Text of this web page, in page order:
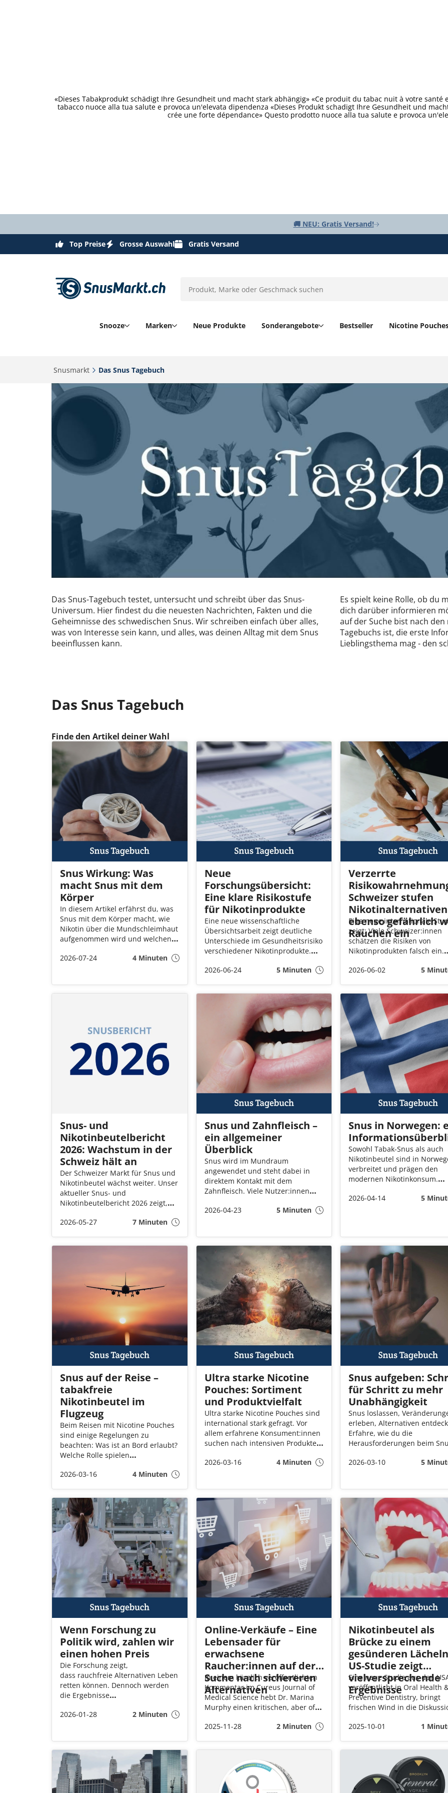
«Dieses Tabakprodukt schädigt Ihre Gesundheit und macht stark abhängig» «Ce produit du tabac nuit à votre
tabacco nuoce alla tua salute e provoca un'elevata dipendenza «Dieses Produkt schadigt Ihre Gesundheit und
crée une forte dépendance» Questo prodotto nuoce alla tua salute e provoca
🚚 NEU: Gratis Versand!
Top Preise Grosse Auswahl Gratis Versand
Snooze Marken Neue Produkte Sonderangebote Bestseller Nicotine
Snusmarkt‎ Das Snus Tagebuch‎
Das Snus-Tagebuch testet, untersucht und schreibt über das Snus-
Universum. Hier findest du die neuesten Nachrichten, Fakten und die
Geheimnisse des schwedischen Snus. Wir schreiben einfach über alles,
was von Interesse sein kann, und alles, was deinen Alltag mit dem Snus
beeinflussen kann.
Es spielt keine Rolle, ob du
dich darüber informieren
auf der Suche bist nach
Tagebuchs ist, die erste
Lieblingsthema mag - den
Das Snus Tagebuch
Finde den Artikel deiner Wahl
Snus Wirkung: Was
macht Snus mit dem
Körper
In diesem Artikel erfährst du, was
Snus mit dem Körper macht, wie
Nikotin über die Mundschleimhaut
aufgenommen wird und welchen
Snus Wirkung hat. Ausserdem
2026-07-24 4 Minuten
Neue
Forschungsübersicht:
Eine klare Risikostufe
für Nikotinprodukte
Eine neue wissenschaftliche
Übersichtsarbeit zeigt deutliche
Unterschiede im Gesundheitsrisiko
verschiedener Nikotinprodukte.
Zigaretten bis hin zu tabakfreien
gemeinsame Risikohierarchie ein.
2026-06-24 5 Minuten
Verzerrte
Schweizer stufen
ebenso gefährlich
Rauchen ein
Eine neue internationale
zeigt: Viele Schweizer:innen
schätzen die Risiken von
Nikotinprodukten falsch ein.
Nikotinbeuteln weichen
wissenschaftliche
teilweise deutlich
2026-06-02 5
Snus- und
Nikotinbeutelbericht
2026: Wachstum in der
Schweiz hält an
Der Schweizer Markt für Snus und
Nikotinbeutel wächst weiter. Unser
aktueller Snus- und
Nikotinbeutelbericht 2026 zeigt,
Nikotinbeutel immer beliebter
zunehmend verdrängen.
Wandel im Konsumverhalten und
die zunehmende Sorge über
illegale Produkte.
2026-05-27 7 Minuten
Snus und Zahnfleisch –
ein allgemeiner
Überblick
Snus wird im Mundraum
angewendet und steht dabei in
direktem Kontakt mit dem
Zahnfleisch. Viele Nutzer:innen
welche Auswirkungen Snus auf
verständlich zusammen.
2026-04-23 5 Minuten
Snus in Norwegen:
Sowohl Tabak-Snus als auch
Nikotinbeutel sind in
verbreitet und prägen den
modernen Nikotinkonsum.
steigt die Verwendung
Bedeutung, begleitet von
gesetzlichen Regelungen und
einem sich wandelnden
2026-04-14 5
Snus auf der Reise –
tabakfreie
Nikotinbeutel im
Flugzeug
Beim Reisen mit Nicotine Pouches
sind einige Regelungen zu
beachten: Was ist an Bord erlaubt?
Welche Rolle spielen
Fluggesellschaften und
dir einen Leitfaden für eine
möglichst stressfreie Reise.
2026-03-16 4 Minuten
Ultra starke Nicotine
Pouches: Sortiment
und Produktvielfalt
Ultra starke Nicotine Pouches sind
international stark gefragt. Vor
allem erfahrene Konsument:innen
suchen nach intensiven Produkten
unterscheiden sich Angebot,
erklären, worauf du beim Kauf
achten solltest.
2026-03-16 4 Minuten
Snus aufgeben:
für Schritt zu mehr
Unabhängigkeit
Snus loslassen,
erleben, Alternativen
Erfahre, wie du die
Herausforderungen beim
Vorteile dich erwarten und
2026-03-10 5
Wenn Forschung zu
Politik wird, zahlen wir
einen hohen Preis
Die Forschung zeigt,
dass rauchfreie Alternativen Leben
retten können. Dennoch werden
die Ergebnisse
den Forschenden selbst. – Wenn
für eine wirksame Gesundheitspolitik wird,
sagt Markus Lindblad,
Kommunikationschef
bei Snusbolaget.
2026-01-28 2 Minuten
Online-Verkäufe – Eine
Lebensader für
erwachsene
Raucher:innen auf der
Suche nach sichereren
Alternativen
In einem kürzlich veröffentlichten
Kommentar im Cureus Journal of
Medical Science hebt Dr. Marina
Murphy einen kritischen, aber oft
Tabakschadensminimierung
Zugangs zu risikoreduzierten
dass ein Verbot des E-Commerce
für Produkte wie E-Zigaretten und
Nikotinbeutel mehr Schaden als
2025-11-28 2 Minuten
Nikotinbeutel als
Brücke zu einem
gesünderen
US-Studie zeigt
vielversprechende
Ergebnisse
Eine neue Studie aus den
veröffentlicht in Oral Health
Preventive Dentistry, bringt
frischen Wind in die
Menschen, die nicht
können oder wollen, könnten
Nikotinbeutel eine deutlich
weniger schädliche Option
darstellen.
2025-10-01 1